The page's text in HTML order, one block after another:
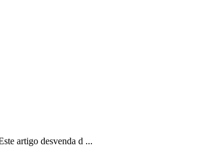
artigo desvenda d ...